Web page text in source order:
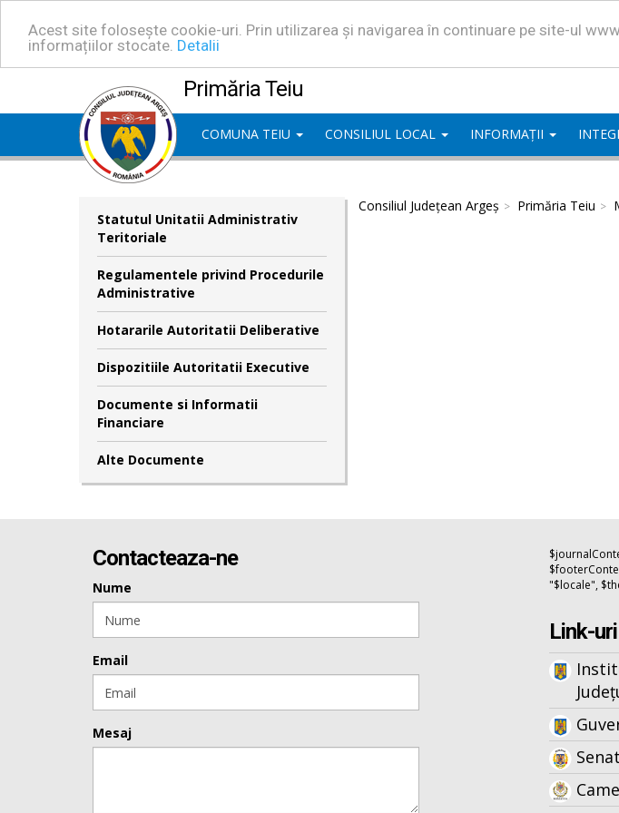
Acest site folosește cookie-uri. Prin utilizarea și navigarea în continuare pe site-ul
informațiilor stocate. Detalii
Primăria Teiu
COMUNA TEIU CONSILIUL LOCAL INFORMAȚII
Statutul Unitatii Administrativ
Teritoriale
Regulamentele privind Procedurile
Administrative
Hotararile Autoritatii Deliberative
Dispozitiile Autoritatii Executive
Documente si Informatii
Financiare
Alte Documente
Consiliul Județean Argeș Primăria Teiu
Contacteaza-ne
Nume
Email
Mesaj
"$locale",
Link-
Senat